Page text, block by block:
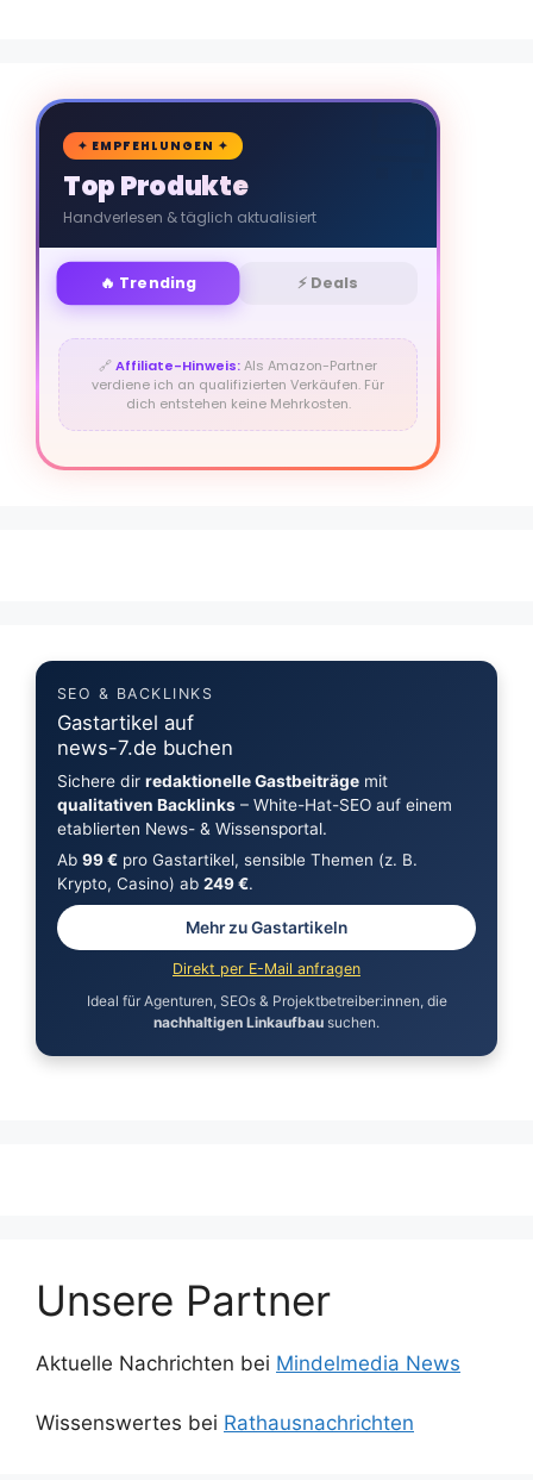
🛒
✦ EMPFEHLUNGEN ✦
Top Produkte
Handverlesen & täglich aktualisiert
🔥 Trending ⚡ Deals
🔗Affiliate-Hinweis:Als Amazon-Partner
verdiene ich an qualifizierten Verkäufen. Für
dich entstehen keine Mehrkosten.
SEO & BACKLINKS
Gastartikel auf
news-7.de buchen
Sichere dir redaktionelle Gastbeiträgemit
qualitativen Backlinks– White-Hat-SEO auf einem
etablierten News- & Wissensportal.
Ab 99 €pro Gastartikel, sensible Themen (z. B.
Krypto, Casino) ab 249 €.
Mehr zu Gastartikeln
Direkt per E-Mail anfragen
Ideal für Agenturen, SEOs & Projektbetreiber:innen, die
nachhaltigen Linkaufbau suchen.
Unsere Partner
Aktuelle Nachrichten bei Mindelmedia News
Wissenswertes bei Rathausnachrichten